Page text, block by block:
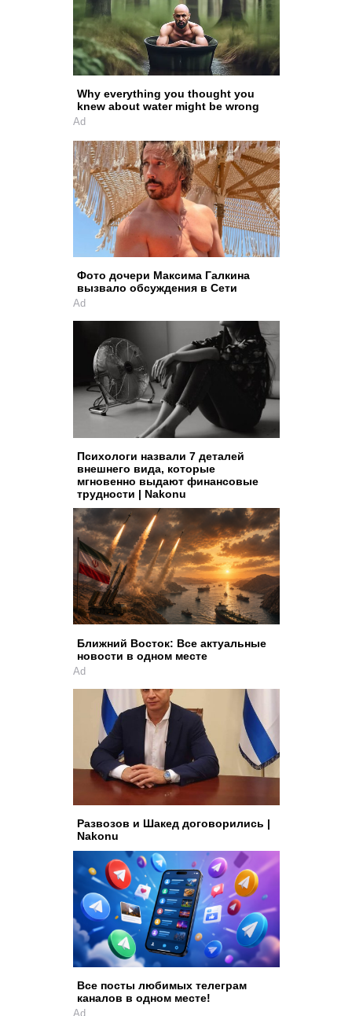
Why everything you thought you
knew about water might be wrong
Ad
Фото дочери Максима Галкина
вызвало обсуждения в Сети
Ad
Психологи назвали 7 деталей
внешнего вида, которые
мгновенно выдают финансовые
трудности | Nakonu
Ближний Восток: Все актуальные
новости в одном месте
Ad
Развозов и Шакед договорились |
Nakonu
Все посты любимых телеграм
каналов в одном месте!
Ad